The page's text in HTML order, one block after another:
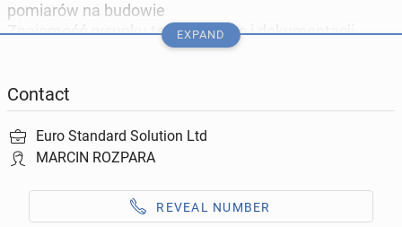
pomiarów na budowie
Znajomość rysunku technicznego i dokumentacji
czasu
Znajomość języka angielskiego komunikatywnego
Prawo jazdy kat. B
cscs card/ CIS/ UTR
na budowie
Pre-settled status / Settled status
EXPAND
Contact
Euro Standard Solution Ltd
MARCIN ROZPARA
REVEAL NUMBER